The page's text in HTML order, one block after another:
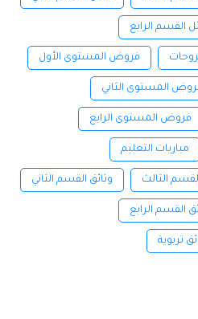
القسم الرابع
فروض المستوى الأول
المستوى الثاني
فروض المستوى الرابع
مباريات التعليم
الثالث وثائق القسم الثاني
القسم الرابع
تربوية